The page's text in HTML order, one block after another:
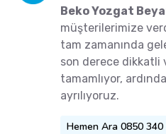
Beko Yozgat
müşterilerimize
tam zamanında
son derece dikkatli
tamamlıyor,
ayrılıyoruz.
Hemen Ara 0850 340